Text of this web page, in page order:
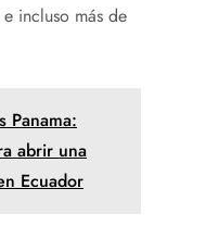
incluso más de
Panama:
abrir una
Ecuador